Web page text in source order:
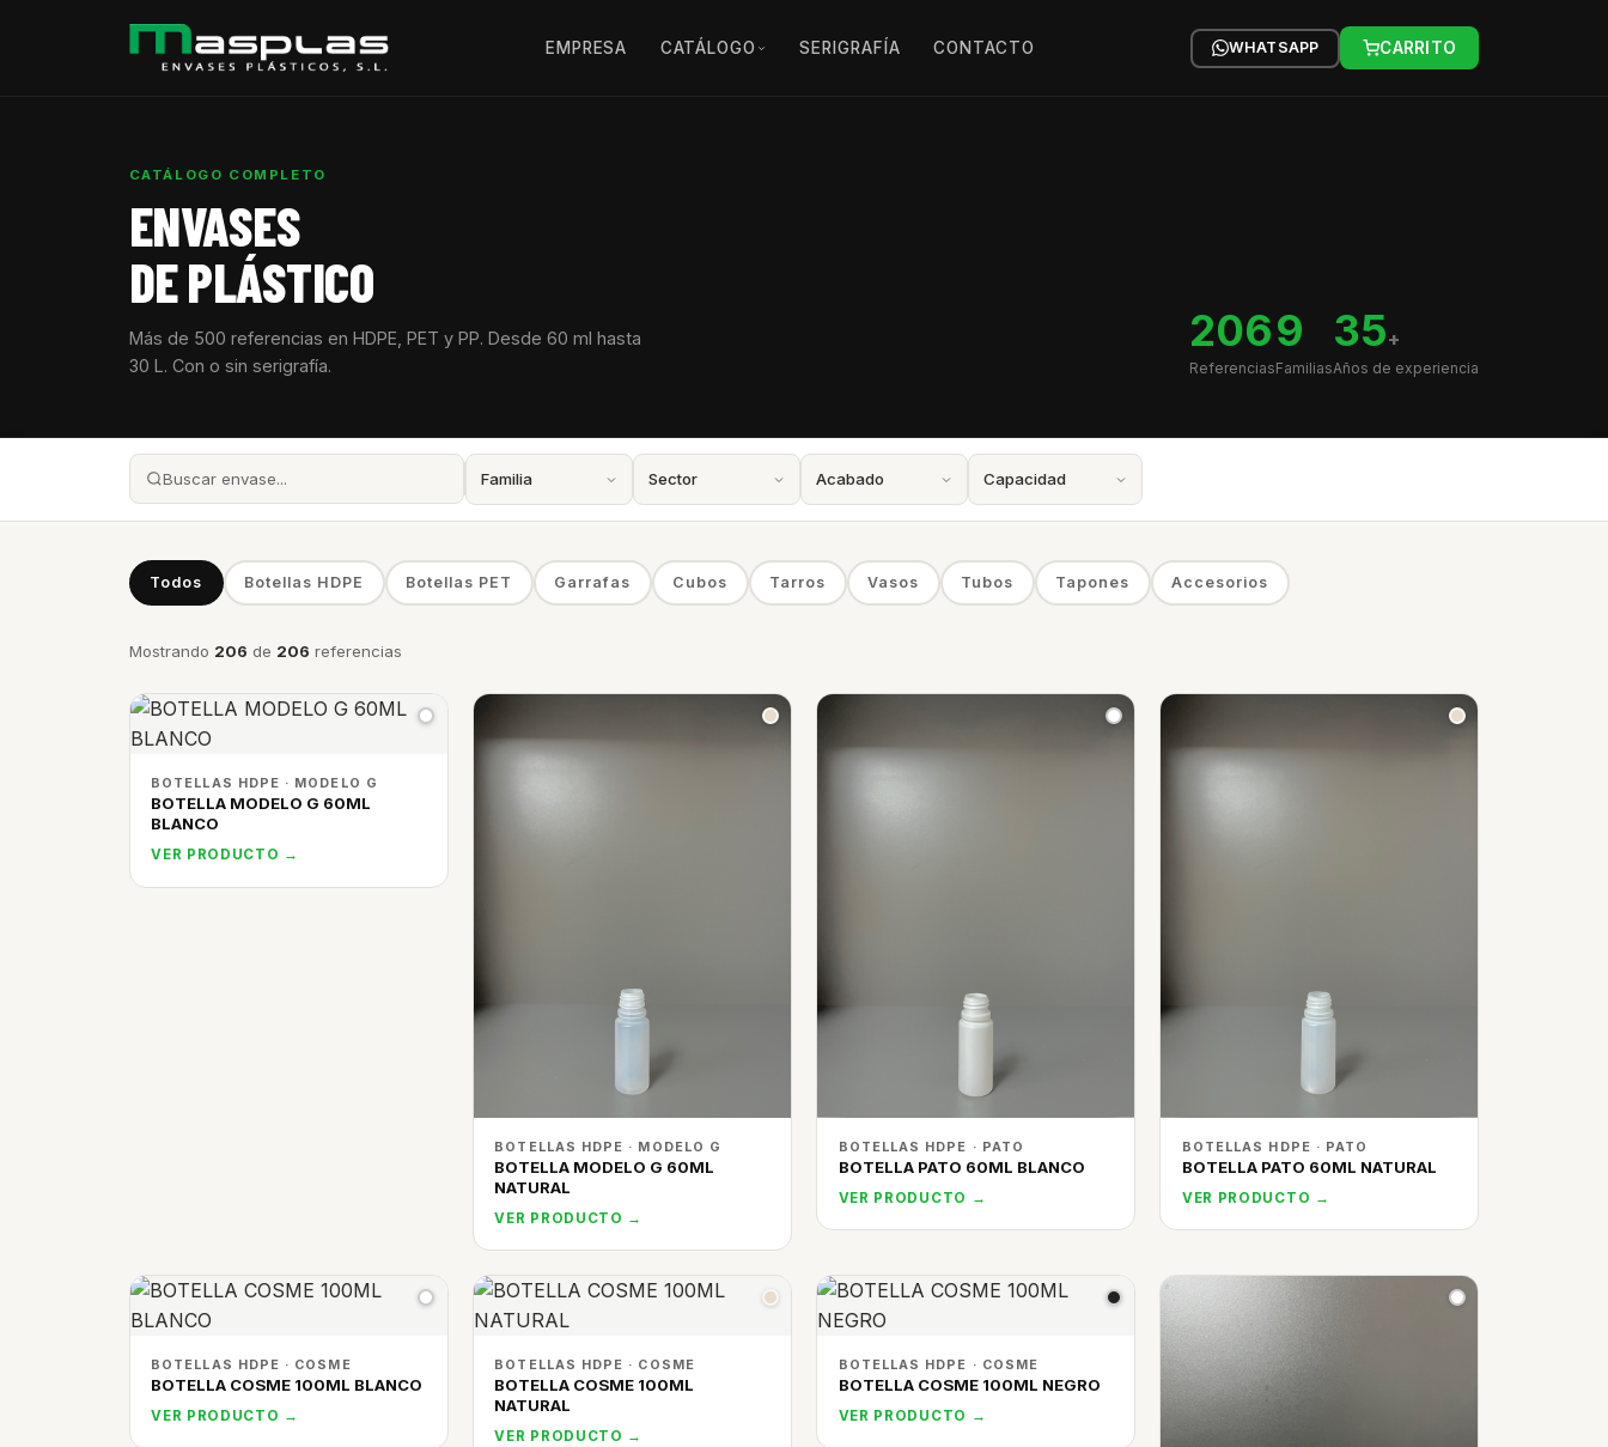
EMPRESA CATÁLOGO SERIGRAFÍA CONTACTO WHATSAPP CARRITO
CATÁLOGO COMPLETO
ENVASES
DE PLÁSTICO
Más de 500 referencias en HDPE, PET y PP. Desde 60 ml hasta
30 L. Con o sin serigrafía.
206
Referencias
9
Familias
35+
Años de experiencia
Todos Botellas HDPE Botellas PET Garrafas Cubos Tarros Vasos Tubos Tapones Accesorios
Mostrando 206 de 206 referencias
BOTELLAS HDPE · MODELO G
BOTELLA MODELO G 60ML
BLANCO
VER PRODUCTO →
BOTELLAS HDPE · MODELO G
BOTELLA MODELO G 60ML
NATURAL
VER PRODUCTO →
BOTELLAS HDPE · PATO
BOTELLA PATO 60ML BLANCO
VER PRODUCTO →
BOTELLAS HDPE · PATO
BOTELLA PATO 60ML NATURAL
VER PRODUCTO →
BOTELLAS HDPE · COSME
BOTELLA COSME 100ML BLANCO
VER PRODUCTO →
BOTELLAS HDPE · COSME
BOTELLA COSME 100ML
NATURAL
VER PRODUCTO →
BOTELLAS HDPE · COSME
BOTELLA COSME 100ML NEGRO
VER PRODUCTO →